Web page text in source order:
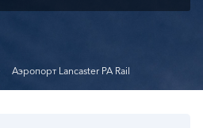
Аэропорт Lancaster PA Rail